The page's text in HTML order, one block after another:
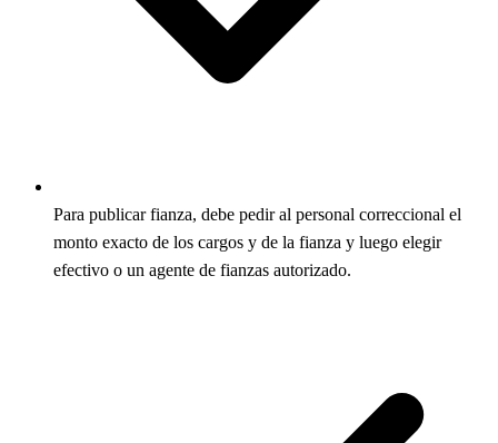
Para publicar fianza, debe pedir al personal correccional el
monto exacto de los cargos y de la fianza y luego elegir
efectivo o un agente de fianzas autorizado.